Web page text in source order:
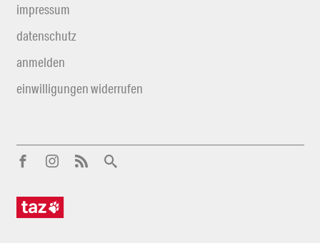
impressum
datenschutz
anmelden
einwilligungen widerrufen